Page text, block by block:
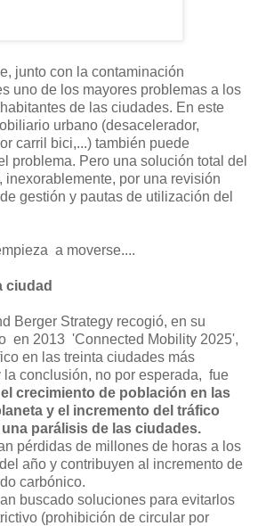
junto con la contaminación
uno de los mayores problemas a los
de las ciudades. En este
urbano (desacelerador,
carril bici,...) también puede
problema. Pero una solución total del
inexorablemente, por una revisión
gestión y pautas de utilización del
a moverse....
ciudad
Berger Strategy recogió, en su
en 2013 'Connected Mobility 2025',
en las treinta ciudades más
la conclusión, no por esperada, fue
el crecimiento de población en las
y el incremento del tráfico
parálisis de las ciudades.
pérdidas de millones de horas a los
año y contribuyen al incremento de
carbónico.
buscado soluciones para evitarlos
(prohibición de circular por